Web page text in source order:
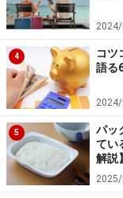
その間にゴールド
ていた人は、今
す。
ほんだ先生
ほんださん：中国
対象としての魅力
その理由は、成
4
コツ
語る
5
パッ
てい
解説】